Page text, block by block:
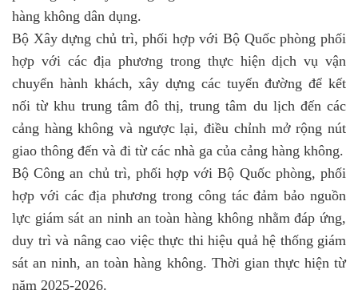
hàng không dân dụng.
Bộ Xây dựng chủ trì, phối hợp với Bộ Quốc phòng phối
hợp với các địa phương trong thực hiện dịch vụ vận
chuyển hành khách, xây dựng các tuyến đường để kết
nối từ khu trung tâm đô thị, trung tâm du lịch đến các
cảng hàng không và ngược lại, điều chỉnh mở rộng nút
giao thông đến và đi từ các nhà ga của cảng hàng không.
Bộ Công an chủ trì, phối hợp với Bộ Quốc phòng, phối
hợp với các địa phương trong công tác đảm bảo nguồn
lực giám sát an ninh an toàn hàng không nhằm đáp ứng,
duy trì và nâng cao việc thực thi hiệu quả hệ thống giám
sát an ninh, an toàn hàng không. Thời gian thực hiện từ
năm 2025-2026.